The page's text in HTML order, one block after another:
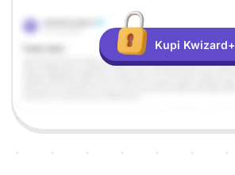
Odgovor
Objašnjenje
Kupi Kwizard+